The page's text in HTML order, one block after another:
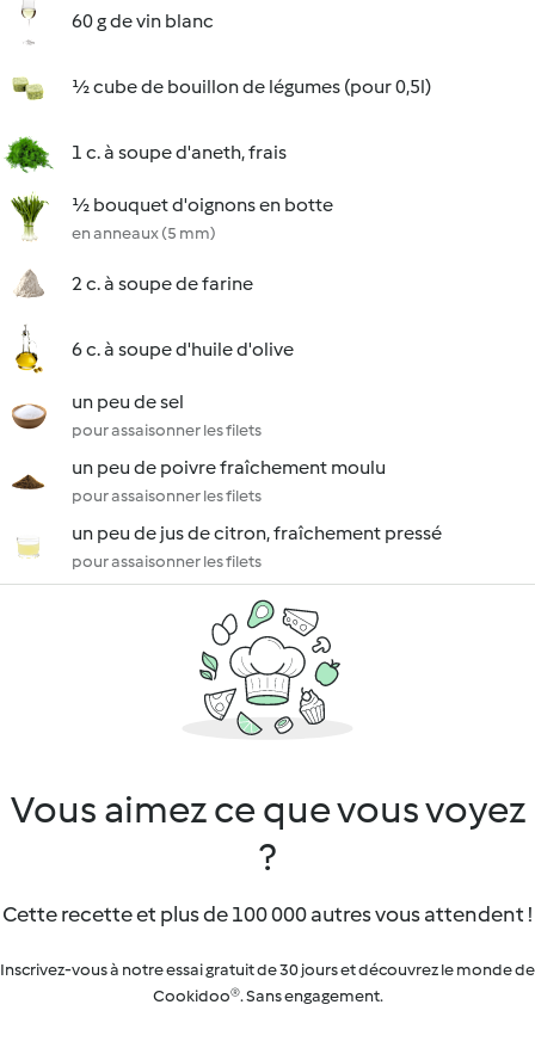
60 g de vin blanc
½ cube de bouillon de légumes (pour 0,5l)
1 c. à soupe d'aneth, frais
½ bouquet d'oignons en botte
en anneaux (5 mm)
2 c. à soupe de farine
6 c. à soupe d'huile d'olive
un peu de sel
pour assaisonner les filets
un peu de poivre fraîchement moulu
pour assaisonner les filets
un peu de jus de citron, fraîchement pressé
pour assaisonner les filets
Vous aimez ce que vous voyez
?
Cette recette et plus de 100 000 autres vous attendent !
Inscrivez-vous à notre essai gratuit de 30 jours et découvrez le monde de
Cookidoo®. Sans engagement.